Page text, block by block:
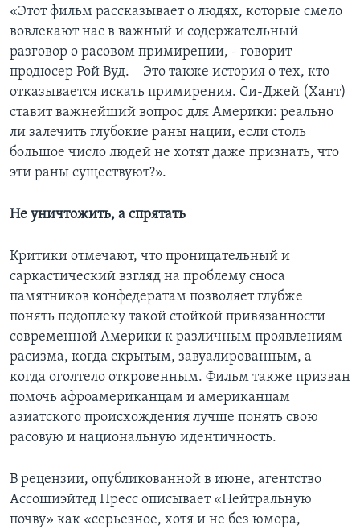
«Этот фильм рассказывает о людях, которые смело
вовлекают нас в важный и содержательный
разговор о расовом примирении, - говорит
продюсер Рой Вуд. – Это также история о тех, кто
отказывается искать примирения. Си-Джей (Хант)
ставит важнейший вопрос для Америки: реально
ли залечить глубокие раны нации, если столь
большое число людей не хотят даже признать, что
эти раны существуют?».
Не уничтожить, а спрятать
Критики отмечают, что проницательный и
саркастический взгляд на проблему сноса
памятников конфедератам позволяет глубже
понять подоплеку такой стойкой привязанности
современной Америки к различным проявлениям
расизма, когда скрытым, завуалированным, а
когда оголтело откровенным. Фильм также призван
помочь афроамериканцам и американцам
азиатского происхождения лучше понять свою
расовую и национальную идентичность.
В рецензии, опубликованной в июне, агентство
Ассошиэйтед Пресс описывает «Нейтральную
почву» как «серьезное, хотя и не без юмора,